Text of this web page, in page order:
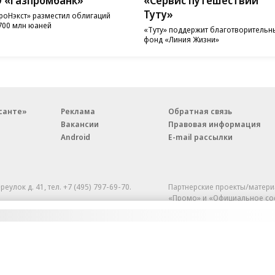
разместил облигаций
млн юаней
Туту»
«Туту» поддержит
фонд «Линия Жизни»
Реклама
Вакансии
Android
Обратная связь
Правовая информация
E-mail рассылки
д. 41,тел. +7 (495) 797-69-70.
kommersant.ru) зарегистрировано
технологий
Партнерские проекты/
«Промо» и «Официальное